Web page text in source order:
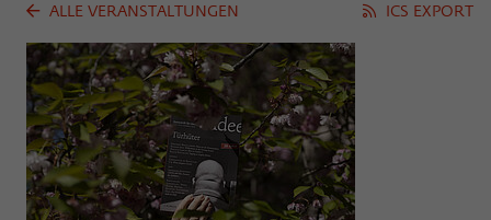
ALLE VERANSTALTUNGEN ICS EXPORT
Zweck
der/die Besucher:in durch eine Verlinkung
auf wiko-berlin.de weitergeleitet wurde.
Name _pk_ses
Anbieter Matomo
Laufzeit 30 Minuten